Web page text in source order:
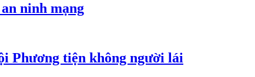
ninh mạng
Phương tiện không người lái